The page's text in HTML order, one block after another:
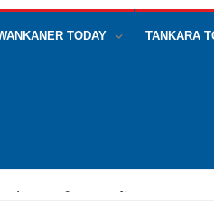
TODAY TANKARA
પ્રવેશબંધીનું ગામના ખેડૂતોએ વાજતે ગાજતે